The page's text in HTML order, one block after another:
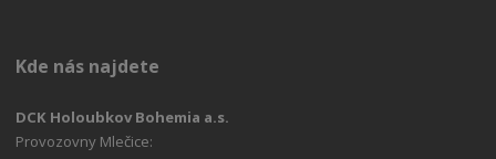
Kde nás najdete
DCK Holoubkov Bohemia a.s.
Provozovny Mlečice: